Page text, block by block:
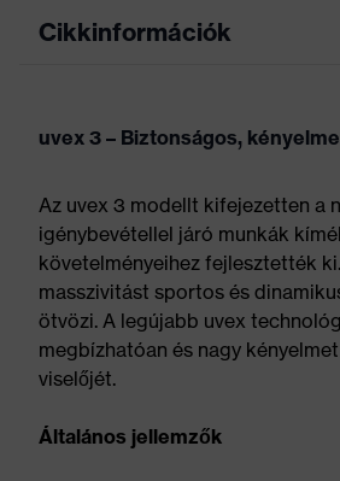
Cikkinformációk
uvex 3 – Biztonságos,
Az uvex 3 modellt kifejezetten a
igénybevétellel járó munkák
követelményeihez fejlesztették
masszivitást sportos és
ötvözi. A legújabb uvex
megbízhatóan és nagy
viselőjét.
Általános jellemzők